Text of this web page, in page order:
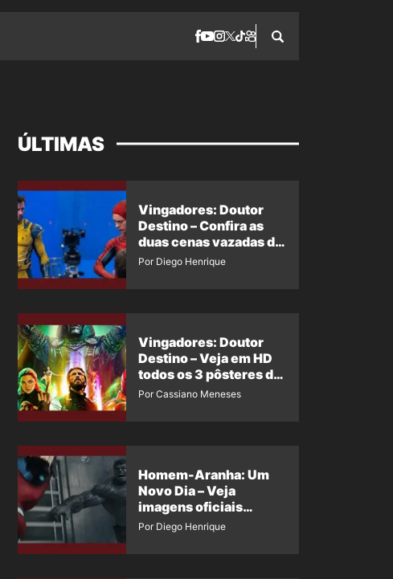
ÚLTIMAS
Vingadores: Doutor
Destino – Confira as
duas cenas vazadas do
Wolverine e o Homem-
Por Diego Henrique
Vingadores: Doutor
Destino – Veja em HD
todos os 3 pôsteres de
‘Doomsday’ + 1 imagem
Por Cassiano Meneses
Homem-Aranha: Um
Novo Dia – Veja
imagens oficiais
descartadas do Hulk
Por Diego Henrique